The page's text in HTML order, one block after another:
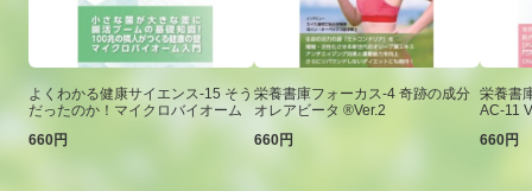
よくわかる健康サイエンス-15 そう
だったのか！マイクロバイオーム
660円
栄養書庫フォーカス-4 奇跡の成分
オレアビータ ®Ver.2
660円
栄養書
AC-11
660円